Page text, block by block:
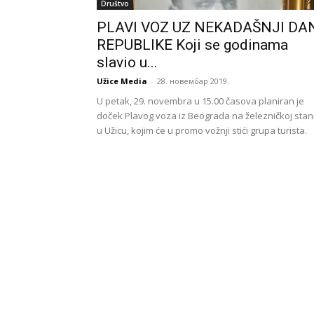
Društvo
PLAVI VOZ UZ NEKADAŠNJI
REPUBLIKE Koji se godinama
slavio u...
Užice Media - 28. новембар 2019.
U petak, 29. novembra u 15.00 časova planiran je
doček Plavog voza iz Beograda na železničkoj
u Užicu, kojim će u promo vožnji stići grupa turista.